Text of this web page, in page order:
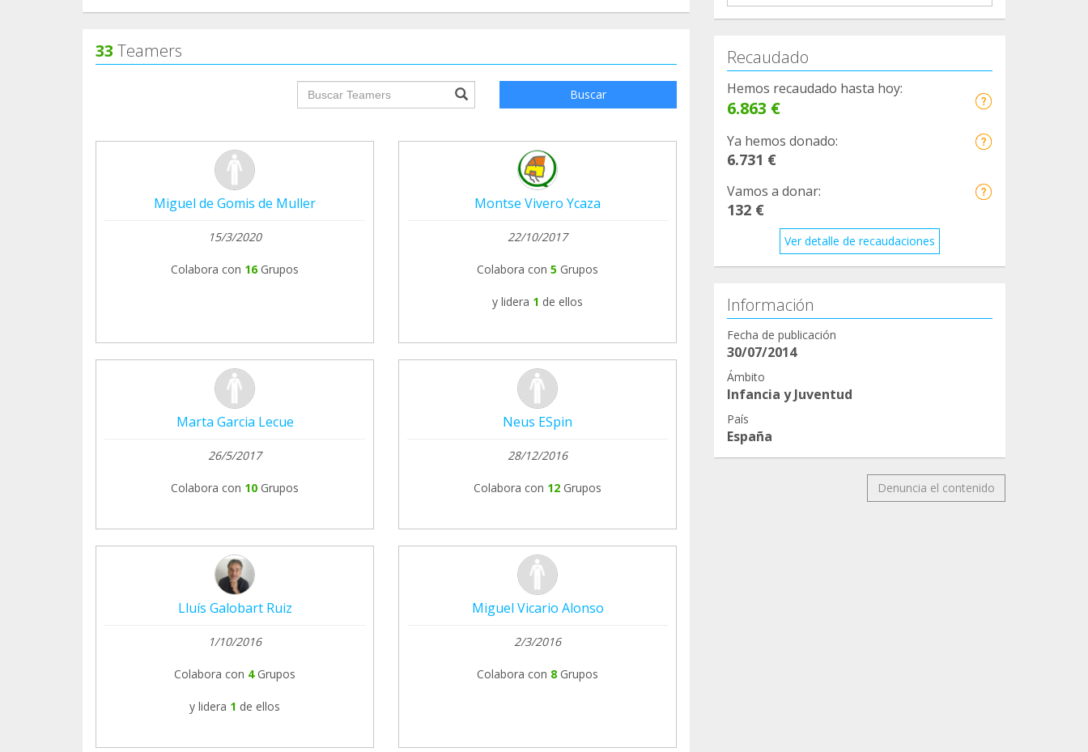
33 Teamers
groupProfile.searchForm.search.text??? Buscar
Miguel de Gomis de Muller
15/3/2020
Colabora con 16 Grupos
Montse Vivero Ycaza
22/10/2017
Colabora con 5 Grupos
y lidera 1 de ellos
Marta Garcia Lecue
26/5/2017
Colabora con 10 Grupos
Neus ESpin
28/12/2016
Colabora con 12 Grupos
Lluís Galobart Ruiz
1/10/2016
Colabora con 4 Grupos
y lidera 1 de ellos
Miguel Vicario Alonso
2/3/2016
Colabora con 8 Grupos
Recaudado
Hemos recaudado hasta hoy:
6.863 €
Ya hemos donado:
6.731 €
Vamos a donar:
132 €
Ver detalle de recaudaciones
Información
Fecha de publicación
30/07/2014
Ámbito
Infancia y Juventud
País
España
Denuncia el contenido